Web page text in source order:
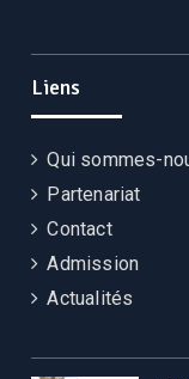
Liens
Qui sommes-
Partenariat
Contact
Admission
Actualités